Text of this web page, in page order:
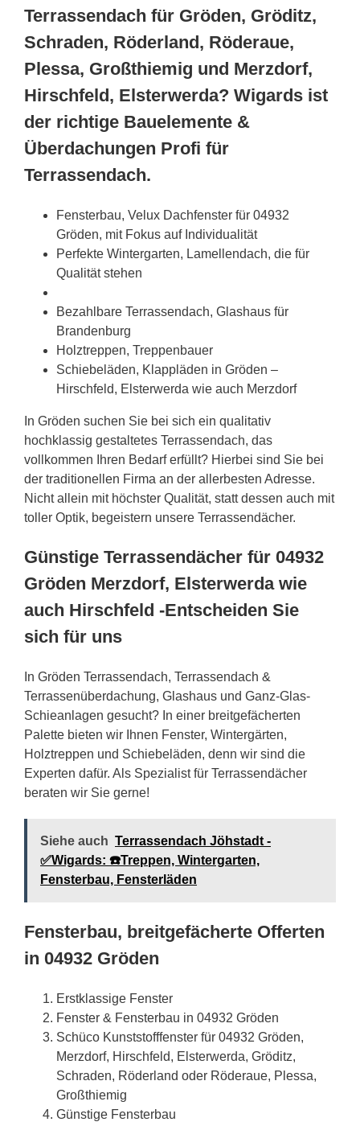
Terrassendach für Gröden, Gröditz,
Schraden, Röderland, Röderaue,
Plessa, Großthiemig und Merzdorf,
Hirschfeld, Elsterwerda? Wigards ist
der richtige Bauelemente &
Überdachungen Profi für
Terrassendach.
Fensterbau, Velux Dachfenster für 04932
Gröden, mit Fokus auf Individualität
Perfekte Wintergarten, Lamellendach, die für
Qualität stehen
Bezahlbare Terrassendach, Glashaus für
Brandenburg
Holztreppen, Treppenbauer
Schiebeläden, Klappläden in Gröden –
Hirschfeld, Elsterwerda wie auch Merzdorf
In Gröden suchen Sie bei sich ein qualitativ
hochklassig gestaltetes Terrassendach, das
vollkommen Ihren Bedarf erfüllt? Hierbei sind Sie bei
der traditionellen Firma an der allerbesten Adresse.
Nicht allein mit höchster Qualität, statt dessen auch mit
toller Optik, begeistern unsere Terrassendächer.
Günstige Terrassendächer für 04932
Gröden Merzdorf, Elsterwerda wie
auch Hirschfeld -Entscheiden Sie
sich für uns
In Gröden Terrassendach, Terrassendach &
Terrassenüberdachung, Glashaus und Ganz-Glas-
Schieanlagen gesucht? In einer breitgefächerten
Palette bieten wir Ihnen Fenster, Wintergärten,
Holztreppen und Schiebeläden, denn wir sind die
Experten dafür. Als Spezialist für Terrassendächer
beraten wir Sie gerne!
Siehe auch Terrassendach Jöhstadt -
✅Wigards: ☎️Treppen, Wintergarten,
Fensterbau, Fensterläden
Fensterbau, breitgefächerte Offerten
in 04932 Gröden
Erstklassige Fenster
Fenster & Fensterbau in 04932 Gröden
Schüco Kunststofffenster für 04932 Gröden,
Merzdorf, Hirschfeld, Elsterwerda, Gröditz,
Schraden, Röderland oder Röderaue, Plessa,
Großthiemig
Günstige Fensterbau